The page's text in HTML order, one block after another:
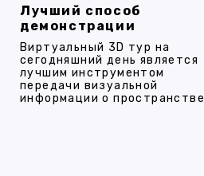
Лучший способ
демонстрации
Виртуальный 3D тур на
сегодняшний день является
лучшим инструментом
передачи визуальной
информации о пространстве